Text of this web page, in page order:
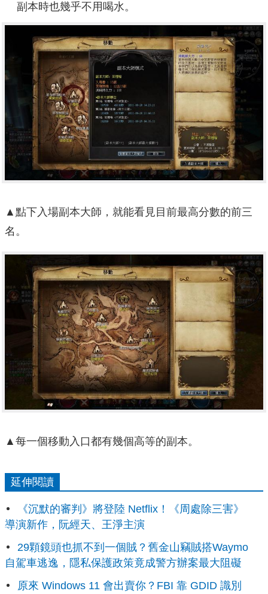
副本時也幾乎不用喝水。
▲點下入場副本大師，就能看見目前最高分數的前三
名。
▲每一個移動入口都有幾個高等的副本。
延伸閱讀
《沉默的審判》將登陸 Netflix！《周處除三害》
導演新作，阮經天、王淨主演
29顆鏡頭也抓不到一個賊？舊金山竊賊搭Waymo
自駕車逃逸，隱私保護政策竟成警方辦案最大阻礙
原來 Windows 11 會出賣你？FBI 靠 GDID 識別